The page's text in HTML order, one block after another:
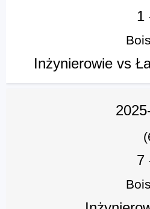
1
Inżynierowie vs
7